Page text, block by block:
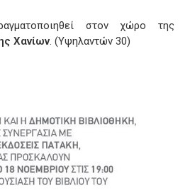
στον χώρο της
Χανίων. (Υψηλαντών 30)